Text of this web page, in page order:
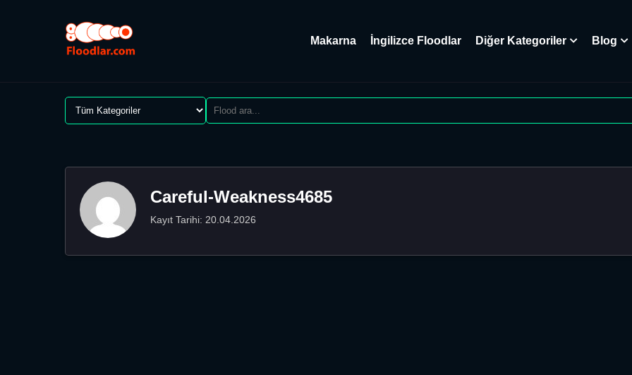
Makarna İngilizce Floodlar Diğer Kategoriler Blog
Careful-Weakness4685
Kayıt Tarihi: 20.04.2026